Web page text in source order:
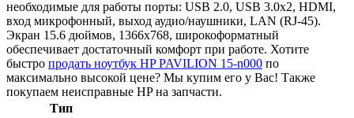
необходимые для работы порты: USB 2.0, USB 3.0x2, HDMI,
вход микрофонный, выход аудио/наушники, LAN (RJ-45).
Экран 15.6 дюймов, 1366x768, широкоформатный
обеспечивает достаточный комфорт при работе. Хотите
быстро продать ноутбук HP PAVILION 15-n000 по
максимально высокой цене? Мы купим его у Вас! Также
покупаем неисправные HP на запчасти.
Тип